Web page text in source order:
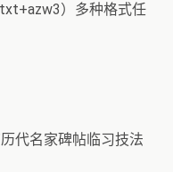
）多种格式任
代名家碑帖临习技法